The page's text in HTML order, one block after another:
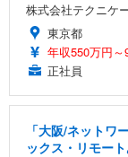
株式会社テクニケ
東京都
年収550万円～
正社員
「大阪/ネットワ
ックス・リモート